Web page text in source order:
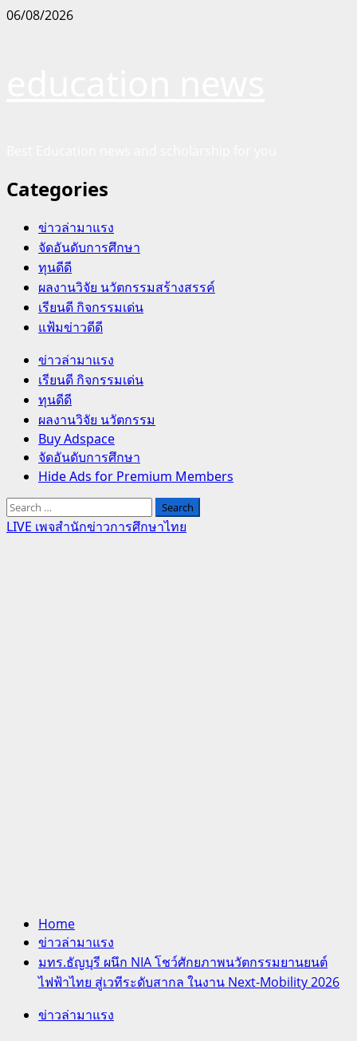
Skip
06/08/2026
Categories
ข่าวล่ามาแรง
จัดอันดับการศึกษา
ทุนดีดี
ผลงานวิจัย นวัตกรรมสร้างสรรค์
เรียนดี กิจกรรมเด่น
แฟ้มข่าวดีดี
Primary
Menu
ข่าวล่ามาแรง
เรียนดี กิจกรรมเด่น
ทุนดีดี
ผลงานวิจัย นวัตกรรม
Buy Adspace
จัดอันดับการศึกษา
Hide Ads for Premium Members
Search
for:
LIVE เพจสำนักข่าวการศึกษาไทย
Home
ข่าวล่ามาแรง
มทร.ธัญบุรี ผนึก NIA โชว์ศักยภาพนวัตกรรมยานยนต์
ไฟฟ้าไทย สู่เวทีระดับสากล ในงาน Next-Mobility 2026
ข่าวล่ามาแรง